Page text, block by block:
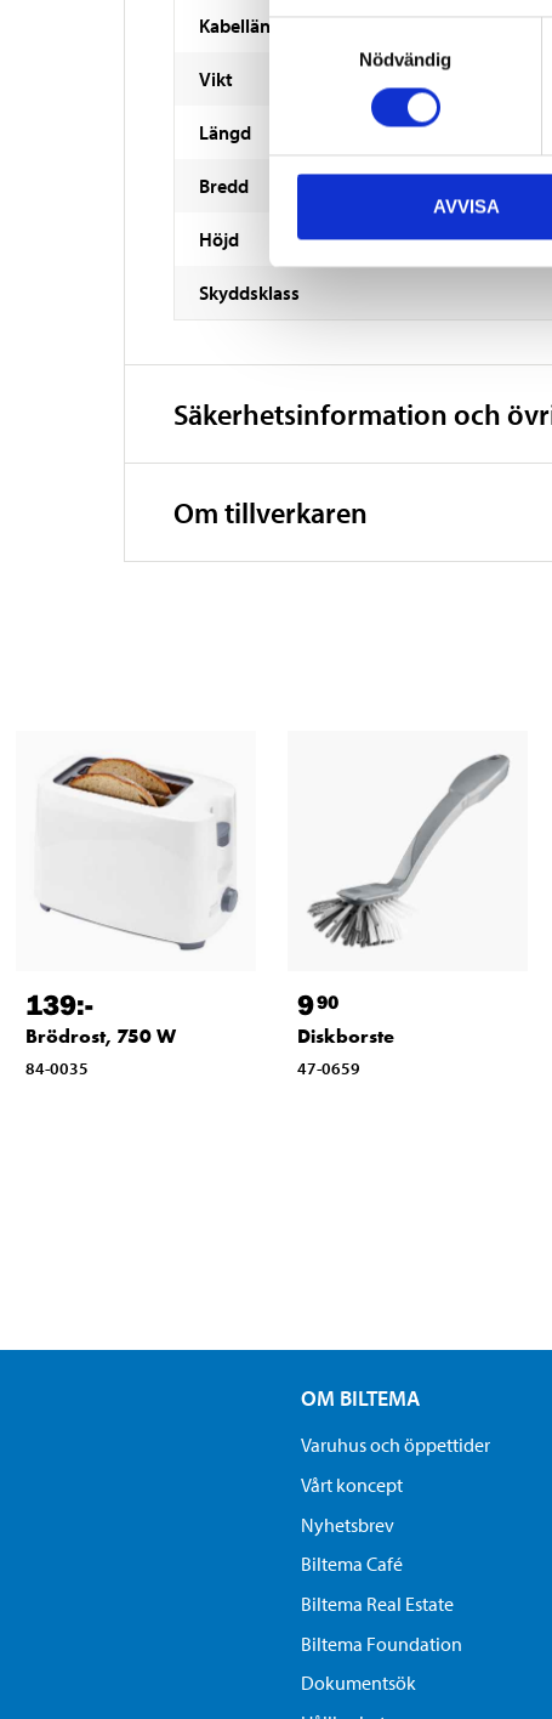
Samtyckesval
Nödvändig
AVVISA
Kabellängd
Vikt
Längd
Bredd
Höjd
Skyddsklass
Säkerhetsinformation och
Om tillverkaren
139:-
Brödrost, 750 W
84-0035
990
Diskborste
47-0659
OM BILTEMA
Varuhus och öppettider
Vårt koncept
Nyhetsbrev
Biltema Café
Biltema Real Estate
Biltema Foundation
Dokumentsök